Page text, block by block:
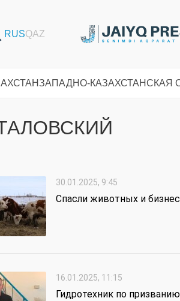
ЗАПАДНО-КАЗАХСТАНСКАЯ
30.01.2025, 9:45
Спасли животных и бизнес
16.01.2025, 11:15
Гидротехник по призванию